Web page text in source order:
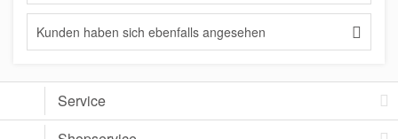
Kunden haben sich ebenfalls angesehen
Service